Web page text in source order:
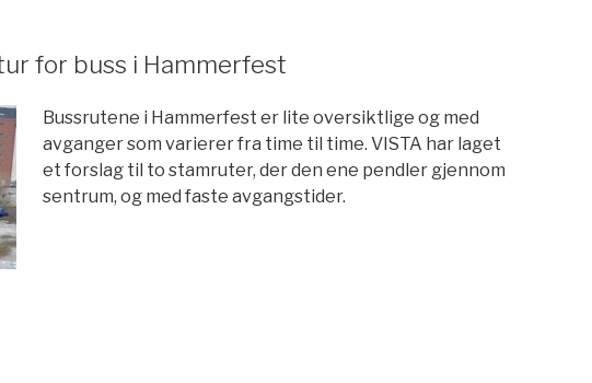
for buss i Hammerfest
Bussrutene i Hammerfest er lite oversiktlige og med
avganger som varierer fra time til time. VISTA har laget
et forslag til to stamruter, der den ene pendler gjennom
sentrum, og med faste avgangstider.